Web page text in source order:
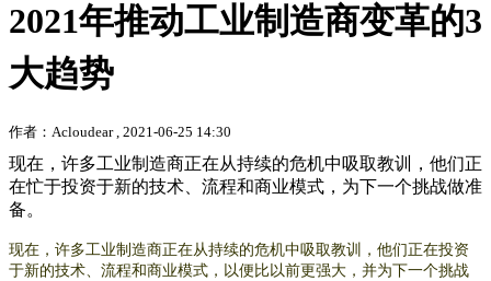
2021年推动工业制造商变革的3
大趋势
作者：Acloudear , 2021-06-25 14:30
现在，许多工业制造商正在从持续的危机中吸取教训，他们正
在忙于投资于新的技术、流程和商业模式，为下一个挑战做准
备。
现在，许多工业制造商正在从持续的危机中吸取教训，他们正在投资
于新的技术、流程和商业模式，以便比以前更强大，并为下一个挑战